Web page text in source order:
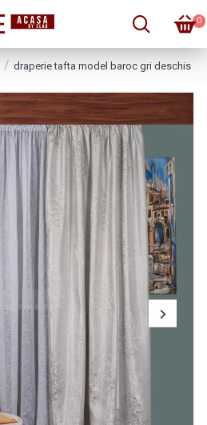
0
draperie tafta model baroc gri deschis